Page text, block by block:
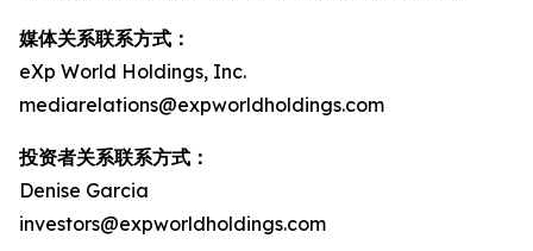
媒体关系联系方式：
eXp World Holdings, Inc.
mediarelations@expworldholdings.com
投资者关系联系方式：
Denise Garcia
investors@expworldholdings.com